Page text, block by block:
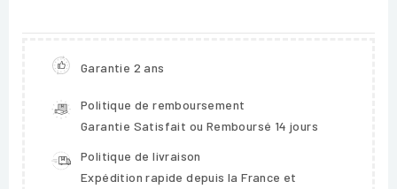
Garantie 2 ans
Politique de remboursement
Garantie Satisfait ou Remboursé 14 jours
Politique de livraison
Expédition rapide depuis la France et